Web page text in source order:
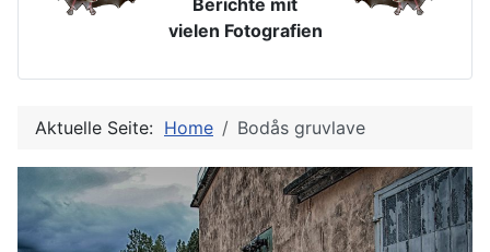
Berichte mit
vielen Fotografien
Aktuelle Seite: Home Bodås gruvlave